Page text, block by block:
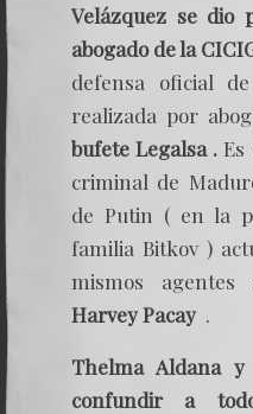
Velázquez se dio
abogado de la
defensa oficial
realizada por
bufete Legalsa .
criminal de
de Putin ( en la
familia Bitkov )
mismos agentes
Harvey Pacay .
Thelma Aldana
confundir a